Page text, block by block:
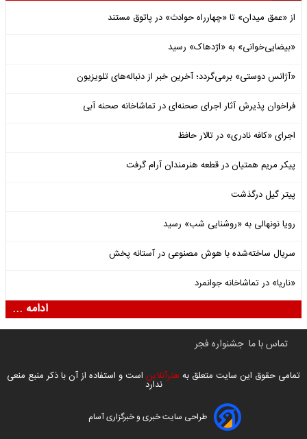
از «عمق میدان» تا «چهارراه حوادث» در پاتوق مستند
«بیضایی‌خوانی» به «اژدهاک» رسید
«آژانس دوستی» برمی‌گردد؛ آخرین خبر از دنباله‌های تلویزیون
فراخوان پذیرش آثار اجرای صحنه‌ای در تماشاخانه صحنه آبی
اجرای «کافه نادری» در تالار حافظ
پیکر مریم همتیان در قطعه هنرمندان آرام گرفت
پیتر گیل درگذشت
رویا نونهالی به «روشنایی شب» رسید
سریال ساخته‌شده با هوش مصنوعی در آستانه پخش
«ناریا» در تماشاخانه جوانمرد
ادامه ...
تماس با ما جشنواره فجر
تمامی حقوق این سایت متعلق به هنرآنلاین است و استفاده از آن با ذکر منبع منعی
ندارد
طراحی سایت خبری و خبرگزاری آسام